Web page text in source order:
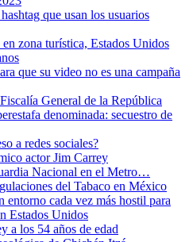
que usan los usuarios
zona turística, Estados Unidos
que su video no es una campaña
General de la República
denominada: secuestro de
a redes sociales?
actor Jim Carrey
Nacional en el Metro…
del Tabaco en México
entorno cada vez más hostil para
Estados Unidos
a los 54 años de edad